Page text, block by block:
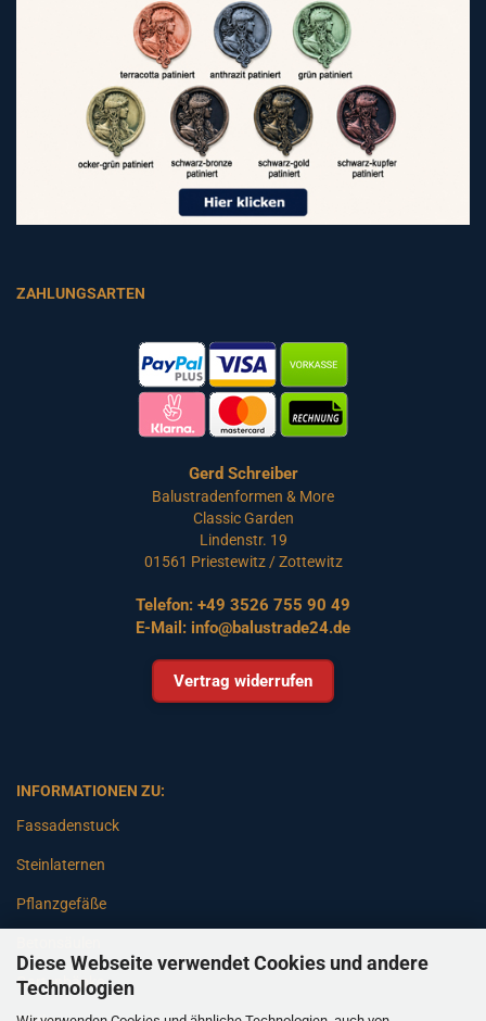
Diese Webseite verwendet Cookies und andere
Technologien
ZAHLUNGSARTEN
Gerd Schreiber
Balustradenformen & More
Classic Garden
Lindenstr. 19
01561 Priestewitz / Zottewitz
Telefon: +49 3526 755 90 49
E-Mail: info@balustrade24.de
Vertrag widerrufen
INFORMATIONEN ZU:
Fassadenstuck
Steinlaternen
Pflanzgefäße
Gartenbänke